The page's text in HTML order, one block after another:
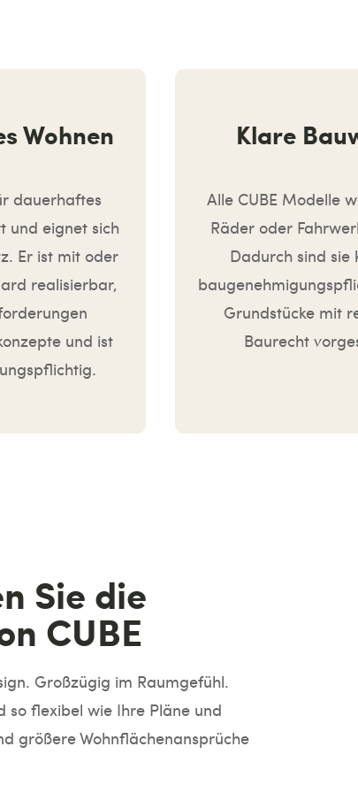
Wohnen
dauerhaftes
und eignet sich
Er ist mit oder
realisierbar,
und ist
Klare
Alle CUBE Modelle
Räder oder
Dadurch sind sie
Grundstücke mit
Baurecht
Sie die
CUBE
Großzügig im Raumgefühl.
so flexibel wie Ihre Pläne und
größere Wohnflächenansprüche